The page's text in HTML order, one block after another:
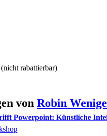
(nicht rabattierbar)
von Robin
Powerpoint: Künstliche